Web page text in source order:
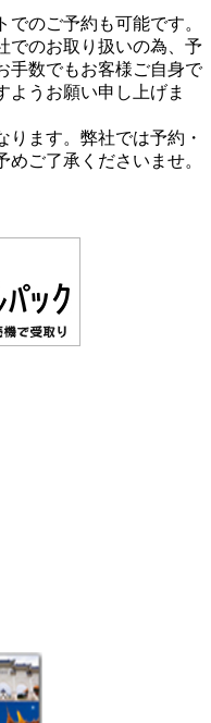
のご予約も可能です。
でのお取り扱いの為、予
手数でもお客様ご自身で
ようお願い申し上げま
ます。弊社では予約・
ご了承くださいませ。